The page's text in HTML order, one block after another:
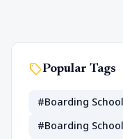
sellPopular Tags
#Boarding
#Boarding